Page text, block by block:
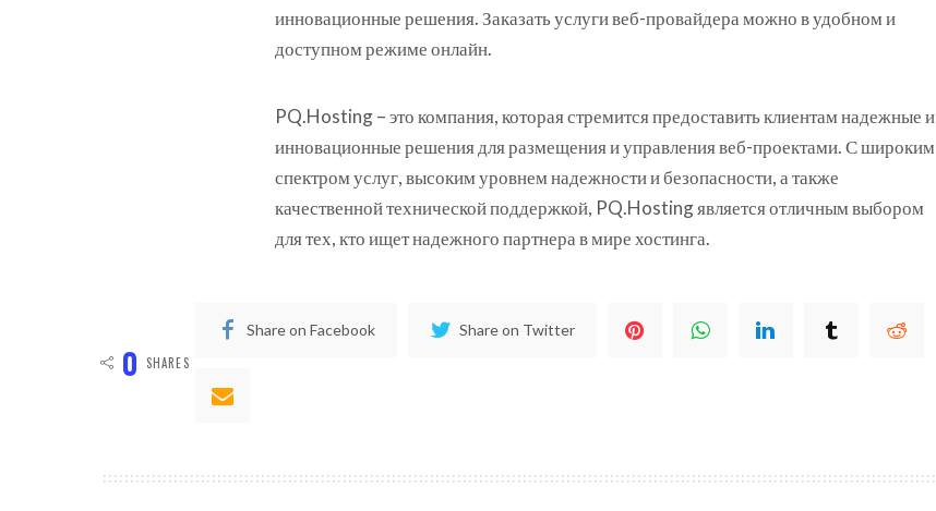
инновационные решения. Заказать услуги веб-провайдера можно в удобном и
доступном режиме онлайн.
PQ.Hosting – это компания, которая стремится предоставить клиентам надежные и
инновационные решения для размещения и управления веб-проектами. С широким
спектром услуг, высоким уровнем надежности и безопасности, а также
качественной технической поддержкой, PQ.Hosting является отличным выбором
для тех, кто ищет надежного партнера в мире хостинга.
0 SHARES
Share on Facebook Share on Twitter